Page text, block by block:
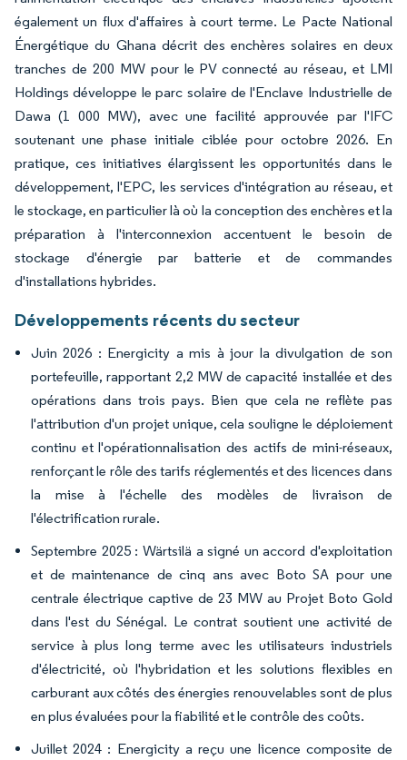
également un flux d'affaires à court terme. Le Pacte National
Énergétique du Ghana décrit des enchères solaires en deux
tranches de 200 MW pour le PV connecté au réseau, et LMI
Holdings développe le parc solaire de l'Enclave Industrielle de
Dawa (1 000 MW), avec une facilité approuvée par l'IFC
soutenant une phase initiale ciblée pour octobre 2026. En
pratique, ces initiatives élargissent les opportunités dans le
développement, l'EPC, les services d'intégration au réseau, et
le stockage, en particulier là où la conception des enchères et la
préparation à l'interconnexion accentuent le besoin de
stockage d'énergie par batterie et de commandes
d'installations hybrides.
Développements récents du secteur
Juin 2026 : Energicity a mis à jour la divulgation de son
portefeuille, rapportant 2,2 MW de capacité installée et des
opérations dans trois pays. Bien que cela ne reflète pas
l'attribution d'un projet unique, cela souligne le déploiement
continu et l'opérationnalisation des actifs de mini-réseaux,
renforçant le rôle des tarifs réglementés et des licences dans
la mise à l'échelle des modèles de livraison de
l'électrification rurale.
Septembre 2025 : Wärtsilä a signé un accord d'exploitation
et de maintenance de cinq ans avec Boto SA pour une
centrale électrique captive de 23 MW au Projet Boto Gold
dans l'est du Sénégal. Le contrat soutient une activité de
service à plus long terme avec les utilisateurs industriels
d'électricité, où l'hybridation et les solutions flexibles en
carburant aux côtés des énergies renouvelables sont de plus
en plus évaluées pour la fiabilité et le contrôle des coûts.
Juillet 2024 : Energicity a reçu une licence composite de